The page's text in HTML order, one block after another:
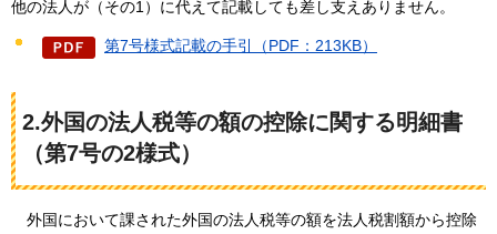
他の法人が（その1）に代えて記載しても差し支えありません。
第7号様式記載の手引（PDF：213KB）
2.外国の法人税等の額の控除に関する明細書
（第7号の2様式）
外国において課された外国の法人税等の額を法人税割額から控除